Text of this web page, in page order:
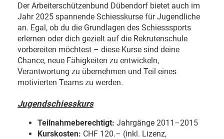
Der Arbeiterschützenbund Dübendorf bietet auch im
Jahr 2025 spannende Schiesskurse für Jugendliche
an. Egal, ob du die Grundlagen des Schiesssports
erlernen oder dich gezielt auf die Rekrutenschule
vorbereiten möchtest – diese Kurse sind deine
Chance, neue Fähigkeiten zu entwickeln,
Verantwortung zu übernehmen und Teil eines
motivierten Teams zu werden.
Jugendschiesskurs
Teilnahmeberechtigt: Jahrgänge 2011–2015
Kurskosten: CHF 120.– (inkl. Lizenz,